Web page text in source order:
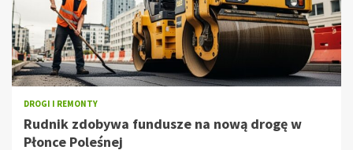
DROGI I REMONTY
Rudnik zdobywa fundusze na nową drogę w
Płonce Poleśnej